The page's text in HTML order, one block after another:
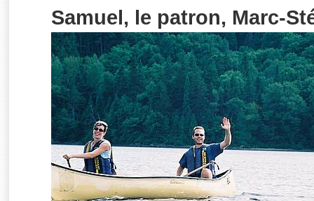
Samuel, le patron, Marc-